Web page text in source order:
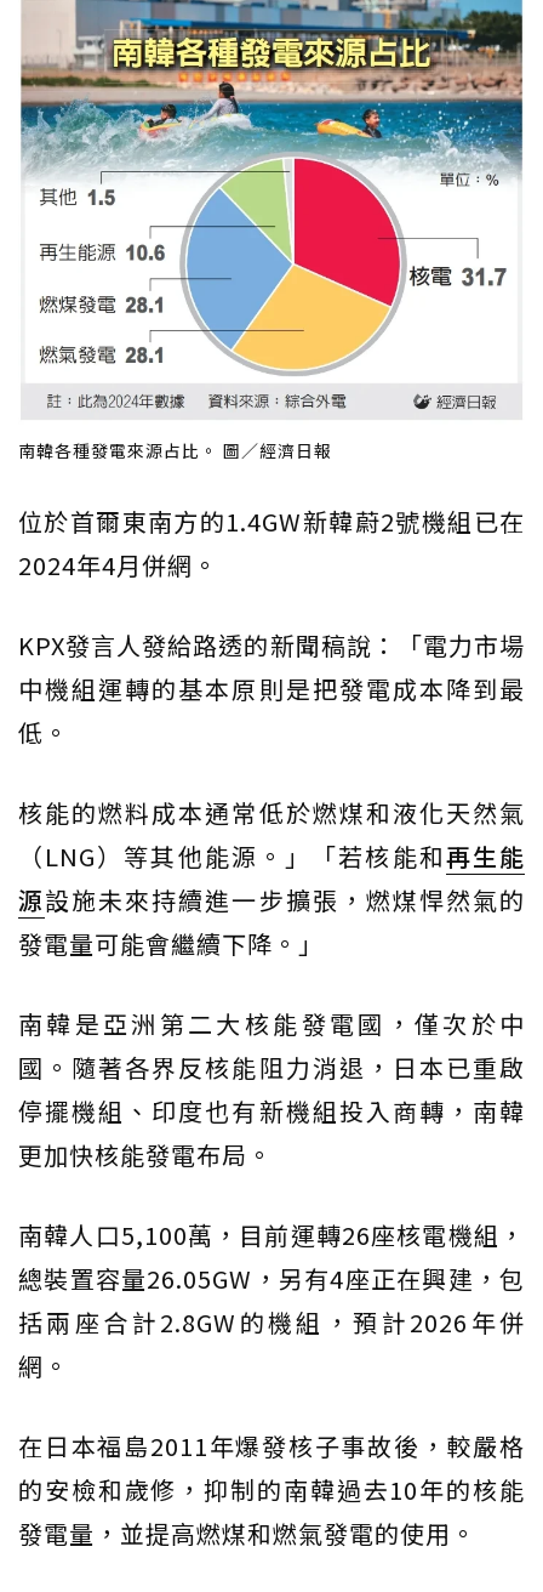
南韓各種發電來源占比。 圖／經濟日報
位於首爾東南方的1.4GW新韓蔚2號機組已在
2024年4月併網。
KPX發言人發給路透的新聞稿說：「電力市場
中機組運轉的基本原則是把發電成本降到最
低。
核能的燃料成本通常低於燃煤和液化天然氣
（LNG）等其他能源。」「若核能和再生能
源設施未來持續進一步擴張，燃煤悍然氣的
發電量可能會繼續下降。」
南韓是亞洲第二大核能發電國，僅次於中
國。隨著各界反核能阻力消退，日本已重啟
停擺機組、印度也有新機組投入商轉，南韓
更加快核能發電布局。
南韓人口5,100萬，目前運轉26座核電機組，
總裝置容量26.05GW，另有4座正在興建，包
括兩座合計2.8GW的機組，預計2026年併
網。
在日本福島2011年爆發核子事故後，較嚴格
的安檢和歲修，抑制的南韓過去10年的核能
發電量，並提高燃煤和燃氣發電的使用。